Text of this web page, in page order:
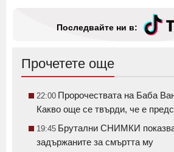
Последвайте ни в:
Прочетете още
22:00 Пророчествата на Баба
Какво още се твърди, че е
19:45 Брутални СНИМКИ
задържаните за смъртта му